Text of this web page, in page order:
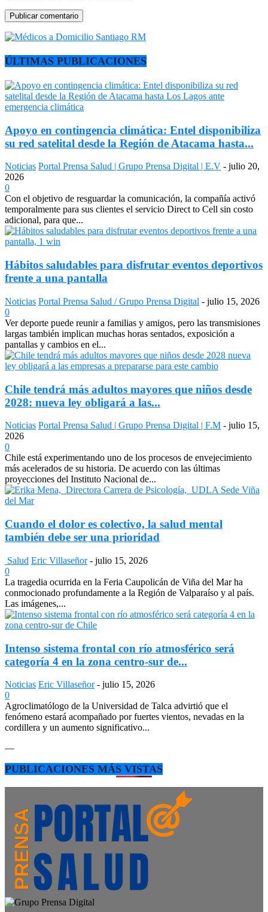
ÚLTIMAS PUBLICACIONES
Apoyo en contingencia climática: Entel disponibiliza
su red satelital desde la Región de Atacama hasta...
Noticias Portal Prensa Salud | Grupo Prensa Digital | E.V - julio 20,
2026
0
Con el objetivo de resguardar la comunicación, la compañía activó
temporalmente para sus clientes el servicio Direct to Cell sin costo
adicional, para que...
Hábitos saludables para disfrutar eventos deportivos
frente a una pantalla
Noticias Portal Prensa Salud / Grupo Prensa Digital - julio 15, 2026
0
Ver deporte puede reunir a familias y amigos, pero las transmisiones
largas también implican muchas horas sentados, exposición a
pantallas y cambios en el...
Chile tendrá más adultos mayores que niños desde
2028: nueva ley obligará a las...
Noticias Portal Prensa Salud | Grupo Prensa Digital | F.M - julio 15,
2026
0
Chile está experimentando uno de los procesos de envejecimiento
más acelerados de su historia. De acuerdo con las últimas
proyecciones del Instituto Nacional de...
Cuando el dolor es colectivo, la salud mental
también debe ser una prioridad
Salud Eric Villaseñor - julio 15, 2026
0
La tragedia ocurrida en la Feria Caupolicán de Viña del Mar ha
conmocionado profundamente a la Región de Valparaíso y al país.
Las imágenes,...
Intenso sistema frontal con río atmosférico será
categoría 4 en la zona centro-sur de...
Noticias Eric Villaseñor - julio 15, 2026
0
Agroclimatólogo de la Universidad de Talca advirtió que el
fenómeno estará acompañado por fuertes vientos, nevadas en la
cordillera y un aumento significativo...
—
PUBLICACIONES MÁS VISTAS